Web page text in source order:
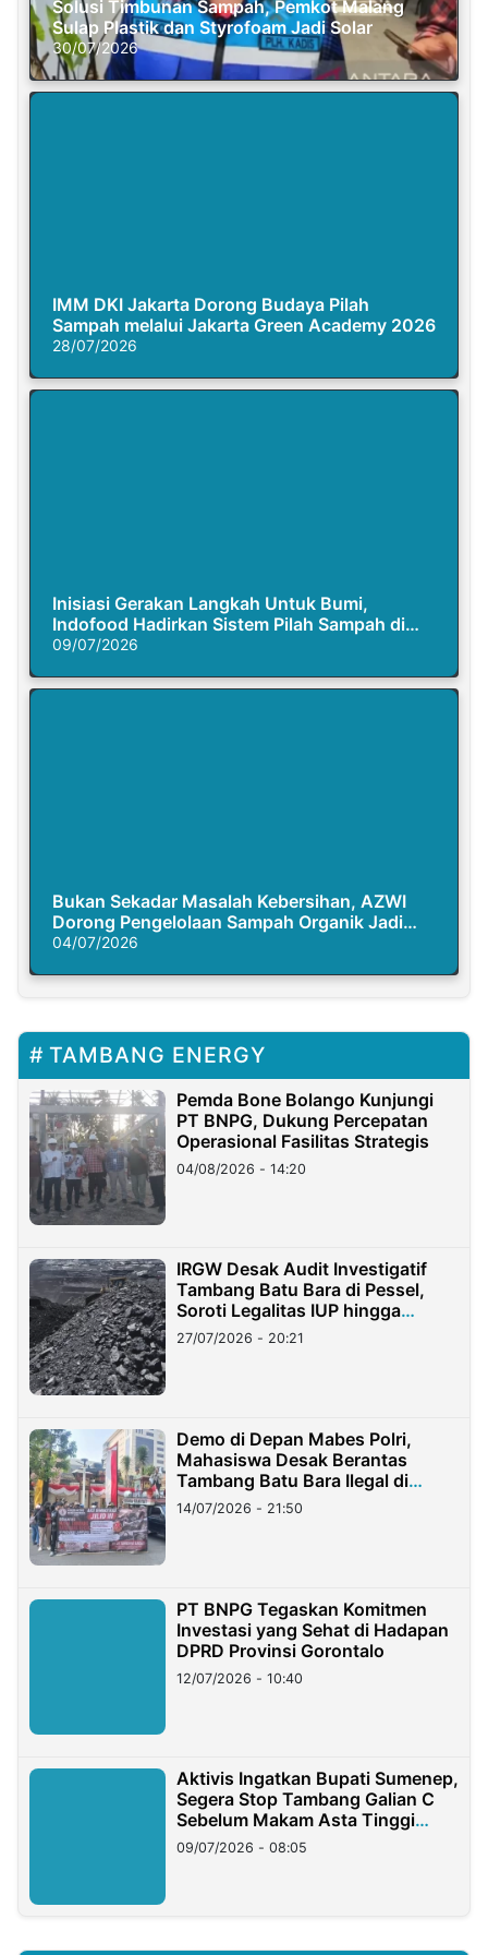
Solusi Timbunan Sampah, Pemkot Malang
Sulap Plastik dan Styrofoam Jadi Solar
30/07/2026
IMM DKI Jakarta Dorong Budaya Pilah
Sampah melalui Jakarta Green Academy 2026
28/07/2026
Inisiasi Gerakan Langkah Untuk Bumi,
Indofood Hadirkan Sistem Pilah Sampah di
Semasa Piknik
09/07/2026
Bukan Sekadar Masalah Kebersihan, AZWI
Dorong Pengelolaan Sampah Organik Jadi
Solusi Krisis Iklim
04/07/2026
TAMBANG ENERGY
Pemda Bone Bolango Kunjungi
PT BNPG, Dukung Percepatan
Operasional Fasilitas Strategis
04/08/2026 - 14:20
IRGW Desak Audit Investigatif
Tambang Batu Bara di Pessel,
Soroti Legalitas IUP hingga
Stockpile
27/07/2026 - 20:21
Demo di Depan Mabes Polri,
Mahasiswa Desak Berantas
Tambang Batu Bara Ilegal di
Lampung
14/07/2026 - 21:50
PT BNPG Tegaskan Komitmen
Investasi yang Sehat di Hadapan
DPRD Provinsi Gorontalo
12/07/2026 - 10:40
Aktivis Ingatkan Bupati Sumenep,
Segera Stop Tambang Galian C
Sebelum Makam Asta Tinggi
Longsor
09/07/2026 - 08:05